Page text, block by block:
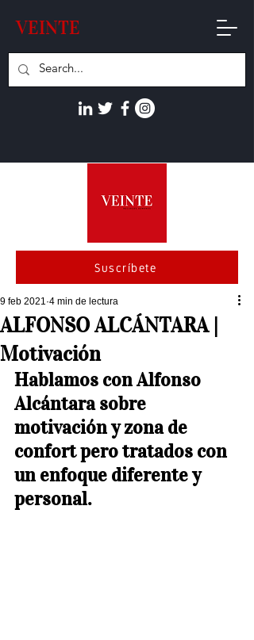
VEINTE
Suscríbete
ALFONSO ALCÁNTARA |
Motivación
9 feb 2021 4 min de lectura
Hablamos con Alfonso
Alcántara sobre
motivación y zona de
confort pero tratados con
un enfoque diferente y
personal.